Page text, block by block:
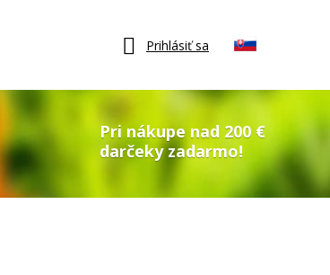
Prihlásiť sa
Pri nákupe nad 200 €
darčeky zadarmo!